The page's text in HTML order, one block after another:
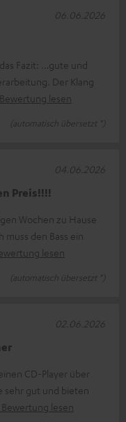
Fazit: …gute und
Der Klang
lesen
(automatisch übersetzt *)
06.06.2026
Preis!!!!
Wochen zu Hause
muss den Bass ein
lesen
(automatisch übersetzt *)
04.06.2026
CD-Player über
sehr gut und bieten
lesen
02.06.2026